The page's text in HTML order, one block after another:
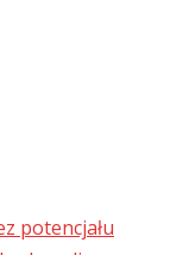
potencjału